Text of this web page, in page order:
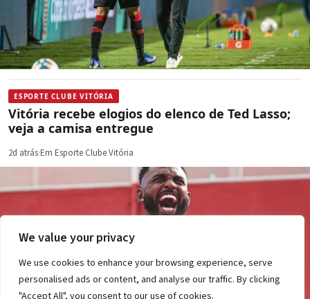
We value your privacy
We use cookies to enhance your browsing experience, serve
personalised ads or content, and analyse our traffic. By clicking
"Accept All", you consent to our use of cookies.
ESPORTE CLUBE VITÓRIA
Vitória recebe elogios do elenco de Ted Lasso;
veja a camisa entregue
2d atrás·Em Esporte Clube Vitória